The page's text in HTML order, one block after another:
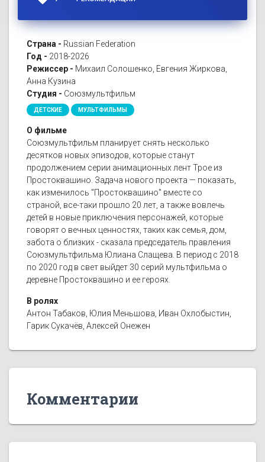
Страна - Russian Federation
Год - 2018-2026
Режиссер - Михаил Солошенко, Евгения Жиркова,
Анна Кузина
Студия - Союзмультфильм
ДЕТСКИЕ МУЛЬТФИЛЬМЫ
О фильме
Союзмультфильм планирует снять несколько
десятков новых эпизодов, которые станут
продолжением серии анимационных лент Трое из
Простоквашино. Задача нового проекта — показать,
как изменилось "Простоквашино" вместе со
страной, все-таки прошло 20 лет, а также вовлечь
детей в новые приключения персонажей, которые
говорят о вечных ценностях, таких как семья, дом,
забота о близких - сказала председатель правления
Союзмультфильма Юлиана Слащева. В период с 2018
по 2020 год в свет выйдет 30 серий мультфильма о
деревне Простоквашино и ее героях.
В ролях
Антон Табаков, Юлия Меньшова, Иван Охлобыстин,
Гарик Сукачёв, Алексей Онежен
Комментарии